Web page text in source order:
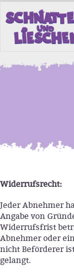
Widerrufsrecht:
Jeder Abnehmer
Angabe von
Widerrufsfrist
Abnehmer oder
nicht Beförderer
gelangt.